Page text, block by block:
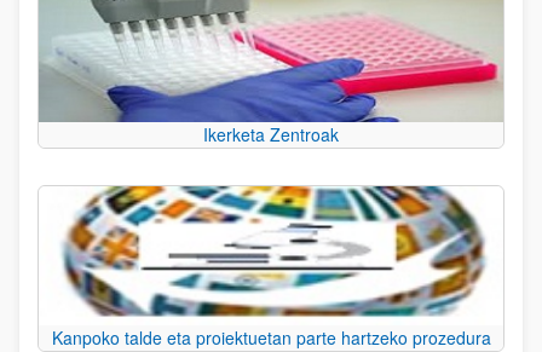
Ikerketa Zentroak
Kanpoko talde eta proiektuetan parte hartzeko prozedura